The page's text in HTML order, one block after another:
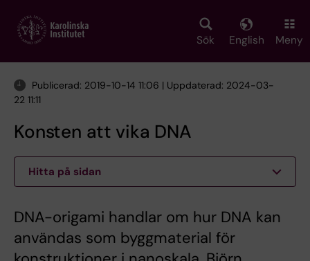
main
Sök English Meny
Publicerad: 2019-10-14 11:06 | Uppdaterad: 2024-03-
22 11:11
Konsten att vika DNA
Hitta på sidan
DNA-origami handlar om hur DNA kan
användas som byggmaterial för